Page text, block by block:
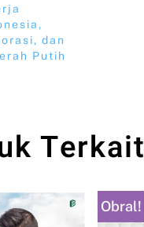
dan
Putih
Terkait
Obral!